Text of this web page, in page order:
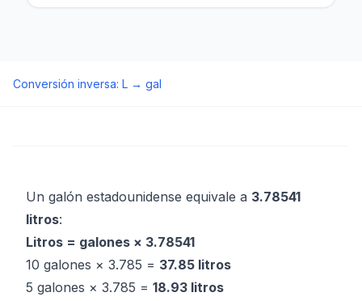
Conversión inversa: L → gal
Un galón estadounidense equivale a 3.78541
litros:
Litros = galones × 3.78541
10 galones × 3.785 = 37.85 litros
5 galones × 3.785 = 18.93 litros